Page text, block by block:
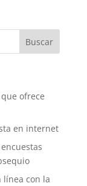
ofrece
en internet
línea con la